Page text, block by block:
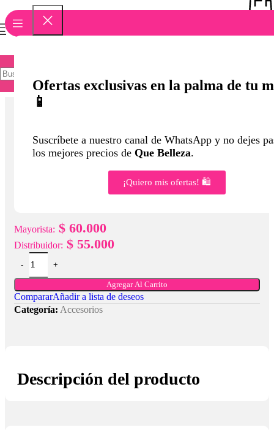
Ofertas exclusivas en la palma de tu
📱
Suscríbete a nuestro canal de WhatsApp y no dejes
los mejores precios de Que Belleza.
¡Quiero mis ofertas! 🛍️
MORRAL GRANDE TELA 0227
MORRAL GRANDE TELA 0227
Mayorista: $ 60.000
Distribuidor: $ 55.000
Agregar Al Carrito
CompararAñadir a lista de deseos
Categoría: Accesorios
Descripción del producto